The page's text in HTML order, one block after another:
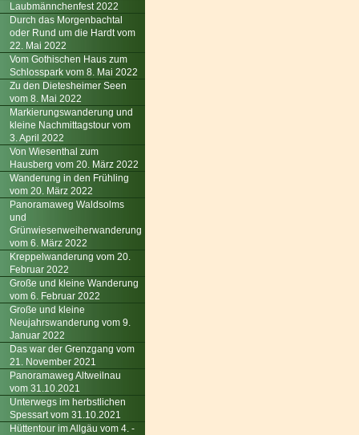
Laubmännchenfest 2022
Durch das Morgenbachtal
oder Rund um die Hardt vom
22. Mai 2022
Vom Gothischen Haus zum
Schlosspark vom 8. Mai 2022
Zu den Dietesheimer Seen
vom 8. Mai 2022
Markierungswanderung und
kleine Nachmittagstour vom
3. April 2022
Von Wiesenthal zum
Hausberg vom 20. März 2022
Wanderung in den Frühling
vom 20. März 2022
Panoramaweg Waldsolms
und
Grünwiesenweiherwanderung
vom 6. März 2022
Kreppelwanderung vom 20.
Februar 2022
Große und kleine Wanderung
vom 6. Februar 2022
Große und kleine
Neujahrswanderung vom 9.
Januar 2022
Das war der Grenzgang vom
21. November 2021
Panoramaweg Altweilnau
vom 31.10.2021
Unterwegs im herbstlichen
Spessart vom 31.10.2021
Hüttentour im Allgäu vom 4. -